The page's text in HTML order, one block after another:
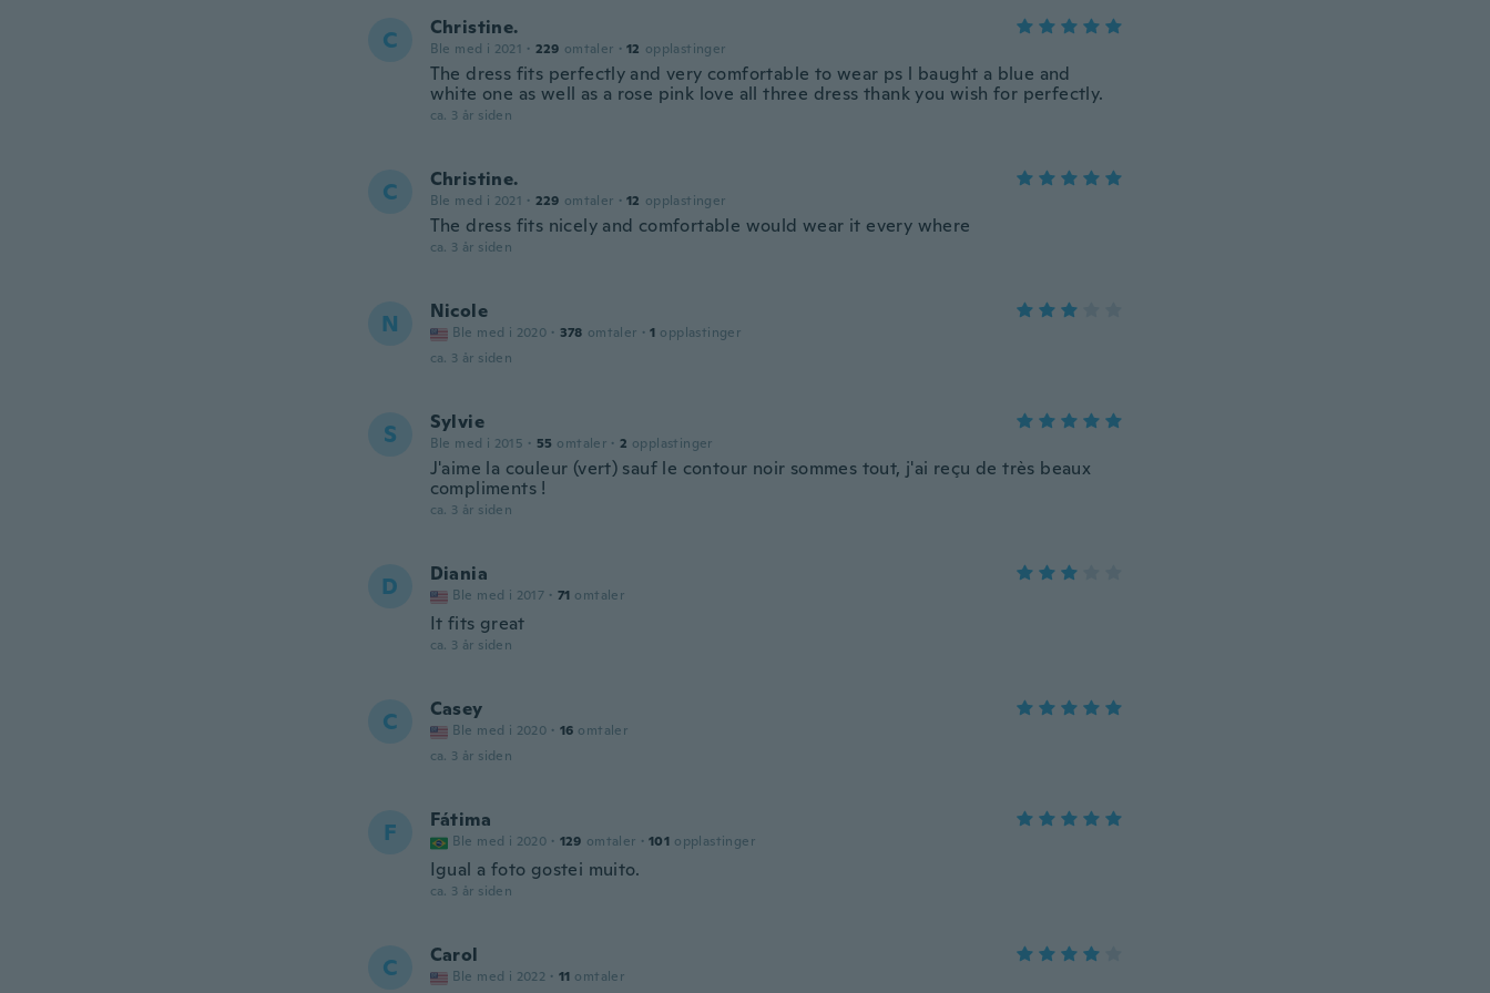
C Christine.
Ble med i 2021 · 229 omtaler · 12 opplastinger
The dress fits perfectly and very comfortable to wear ps l baught a blue and
white one as well as a rose pink love all three dress thank you wish for perfectly.
ca. 3 år siden
C Christine.
Ble med i 2021 · 229 omtaler · 12 opplastinger
The dress fits nicely and comfortable would wear it every where
ca. 3 år siden
N Nicole
Ble med i 2020 · 378 omtaler · 1 opplastinger
ca. 3 år siden
S Sylvie
Ble med i 2015 · 55 omtaler · 2 opplastinger
J'aime la couleur (vert) sauf le contour noir sommes tout, j'ai reçu de très beaux
compliments !
ca. 3 år siden
D Diania
Ble med i 2017 · 71 omtaler
It fits great
ca. 3 år siden
C Casey
Ble med i 2020 · 16 omtaler
ca. 3 år siden
F Fátima
Ble med i 2020 · 129 omtaler · 101 opplastinger
Igual a foto gostei muito.
ca. 3 år siden
C Carol
Ble med i 2022 · 11 omtaler